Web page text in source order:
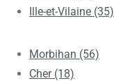
Ille-et-Vilaine (35)
Morbihan (56)
Cher (18)